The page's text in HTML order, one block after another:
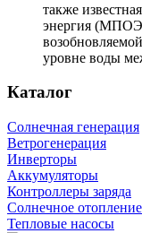
также
энергия
уровне воды
Каталог
Солнечная генерация
Ветрогенерация
Инверторы
Аккумуляторы
Контроллеры заряда
Солнечное отопление
Тепловые насосы